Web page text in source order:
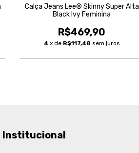
Calça Jeans Lee® Skinny Super Alta
Black Ivy Feminina
R$469,90
4 x de R$117,48 sem juros
Institucional